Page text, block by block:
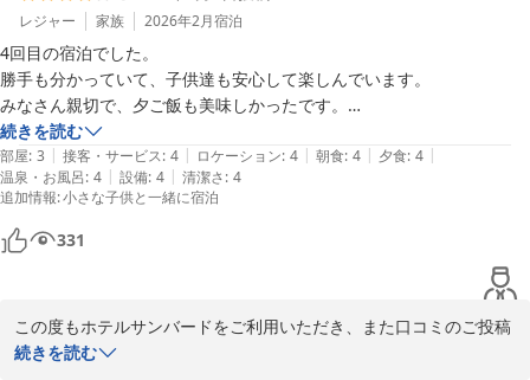
また、お食事につきましても夕食・朝食ともにご満足いただけたと
のこと、調理スタッフ共々大変光栄に存じます。貸切風呂もお楽し
みいただけたようで、ゆっくりとお寛ぎいただけたのであれば何よ
りでございます。
「また行きたいお宿」とのお言葉を励みに、これからも皆様にご満
足いただけるサービスを提供できるよう努めてまいります。
またのお越しを心よりお待ちしております。
１１種類の貸切露天風呂 水上高原／奥利根温泉 ホテルサンバー
レジャー 家族 2026年2月宿泊
4回目の宿泊でした。
勝手も分かっていて、子供達も安心して楽しんでいます。
みなさん親切で、夕ご飯も美味しかったです。
また機会があったらよろしくお願いします！
続きを読む
部屋: 3 | 接客・サービス: 4 | ロケーション: 4 | 朝食: 4 | 夕食: 4 |
温泉・お風呂: 4 | 設備: 4 | 清潔さ: 4
追加情報:小さな子供と一緒に宿泊
331
この度もホテルサンバードをご利用いただき、また口コミのご投稿
をいただき誠にありがとうございます。
続きを読む